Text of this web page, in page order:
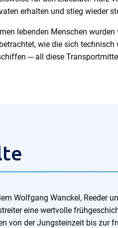
erhalten und stieg wieder
lebenden Menschen
wie die sich
─ all diese
Wolfgang Wanckel, Reeder
eine wertvolle
von der Jungsteinzeit bis zur